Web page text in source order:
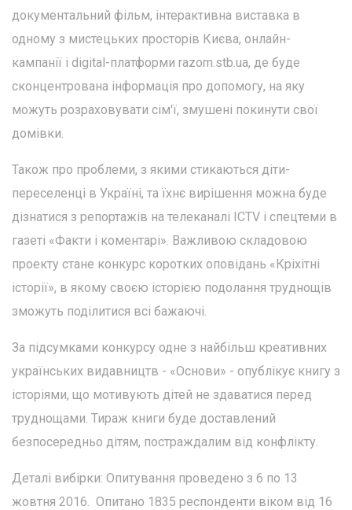
документальний фільм, інтерактивна виставка в
одному з мистецьких просторів Києва, онлайн-
кампанії і digital-платформи razom.stb.ua, де буде
сконцентрована інформація про допомогу, на яку
можуть розраховувати сім'ї, змушені покинути свої
домівки.
Також про проблеми, з якими стикаються діти-
переселенці в Україні, та їхнє вирішення можна буде
дізнатися з репортажів на телеканалі ICTV і спецтеми в
газеті «Факти і коментарі». Важливою складовою
проекту стане конкурс коротких оповідань «Кріхітні
історії», в якому своєю історією подолання труднощів
зможуть поділитися всі бажаючі.
За підсумками конкурсу одне з найбільш креативних
українських видавництв - «Основи» - опублікує книгу з
історіями, що мотивують дітей не здаватися перед
труднощами. Тираж книги буде доставлений
безпосередньо дітям, постраждалим від конфлікту.
Деталі вибірки: Опитування проведено з 6 по 13
жовтня 2016. Опитано 1835 респонденти віком від 16